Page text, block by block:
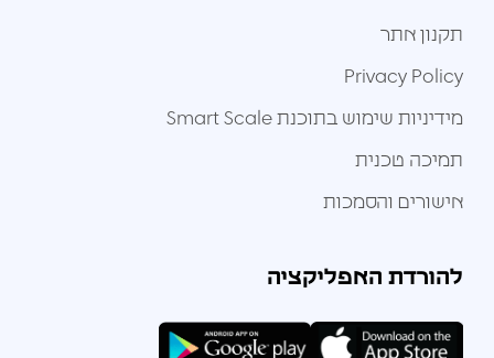
תקנון אתר
Privacy Policy
מידיניות שימוש בתוכנת Smart Scale
תמיכה טכנית
אישורים והסמכות
להורדת האפליקציה